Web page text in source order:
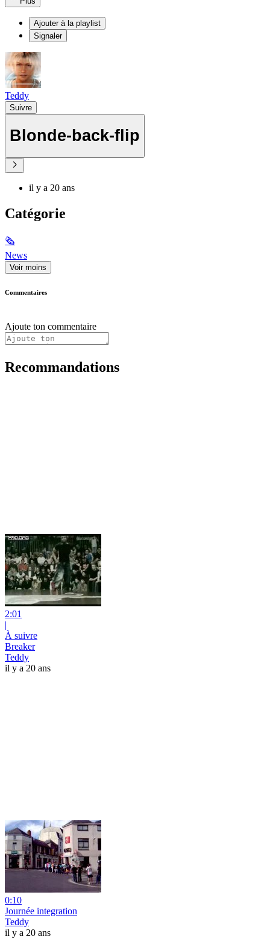
Ajouter à la playlist
Signaler
Teddy
Suivre
Blonde-back-flip
il y a 20 ans
Catégorie
🗞
News
Voir moins
Commentaires
Ajoute ton commentaire
Recommandations
2:01
|
À suivre
Breaker
Teddy
il y a 20 ans
0:10
Journée integration
Teddy
il y a 20 ans